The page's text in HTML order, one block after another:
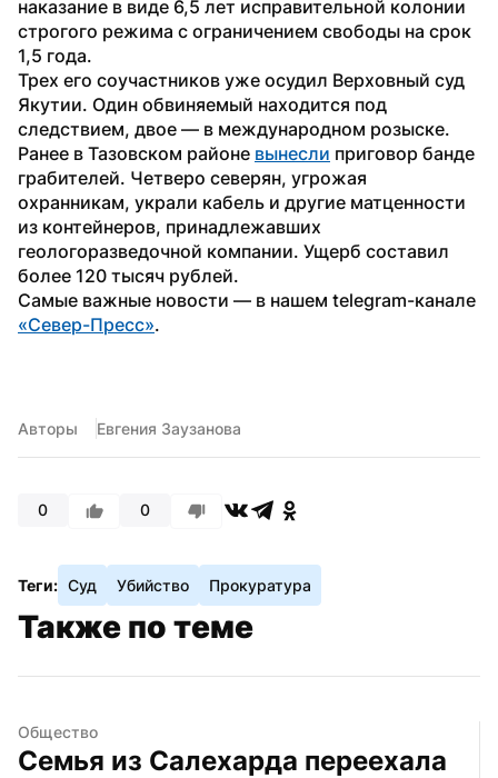
наказание в виде 6,5 лет исправительной колонии
строгого режима с ограничением свободы на срок
1,5 года.
Трех его соучастников уже осудил Верховный суд
Якутии. Один обвиняемый находится под
следствием, двое — в международном розыске.
Ранее в Тазовском районе вынесли приговор банде
грабителей. Четверо северян, угрожая
охранникам, украли кабель и другие матценности
из контейнеров, принадлежавших
геологоразведочной компании. Ущерб составил
более 120 тысяч рублей.
«Север-Пресс».
Авторы Евгения Заузанова
0 0
Теги: Суд Убийство Прокуратура
Также по теме
Общество
Семья из Салехарда переехала